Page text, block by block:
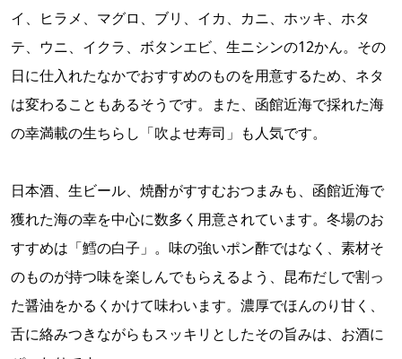
イ、ヒラメ、マグロ、ブリ、イカ、カニ、ホッキ、ホタ
テ、ウニ、イクラ、ボタンエビ、生ニシンの12かん。その
日に仕入れたなかでおすすめのものを用意するため、ネタ
は変わることもあるそうです。また、函館近海で採れた海
の幸満載の生ちらし「吹よせ寿司」も人気です。
日本酒、生ビール、焼酎がすすむおつまみも、函館近海で
獲れた海の幸を中心に数多く用意されています。冬場のお
すすめは「鱈の白子」。味の強いポン酢ではなく、素材そ
のものが持つ味を楽しんでもらえるよう、昆布だしで割っ
た醤油をかるくかけて味わいます。濃厚でほんのり甘く、
舌に絡みつきながらもスッキリとしたその旨みは、お酒に